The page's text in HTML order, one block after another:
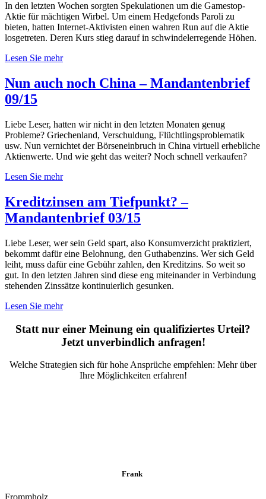
In den letzten Wochen sorgten Spekulationen um die Gamestop-
Aktie für mächtigen Wirbel. Um einem Hedgefonds Paroli zu
bieten, hatten Internet-Aktivisten einen wahren Run auf die Aktie
losgetreten. Deren Kurs stieg darauf in schwindelerregende Höhen.
Lesen Sie mehr
Nun auch noch China – Mandantenbrief
09/15
Liebe Leser, hatten wir nicht in den letzten Monaten genug
Probleme? Griechenland, Verschuldung, Flüchtlingsproblematik
usw. Nun vernichtet der Börseneinbruch in China virtuell erhebliche
Aktienwerte. Und wie geht das weiter? Noch schnell verkaufen?
Lesen Sie mehr
Kreditzinsen am Tiefpunkt? –
Mandantenbrief 03/15
Liebe Leser, wer sein Geld spart, also Konsumverzicht praktiziert,
bekommt dafür eine Belohnung, den Guthabenzins. Wer sich Geld
leiht, muss dafür eine Gebühr zahlen, den Kreditzins. So weit so
gut. In den letzten Jahren sind diese eng miteinander in Verbindung
stehenden Zinssätze kontinuierlich gesunken.
Lesen Sie mehr
Statt nur einer Meinung ein qualifiziertes Urteil?
Jetzt unverbindlich anfragen!
Welche Strategien sich für hohe Ansprüche empfehlen: Mehr über
Ihre Möglichkeiten erfahren!
Frank
Frommholz